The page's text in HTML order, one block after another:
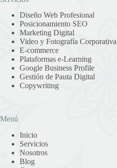
Diseño Web Profesional
Posicionamiento SEO
Marketing Digital
Video y Fotografía Corporativa
E-commerce
Plataformas e-Learning
Google Business Profile
Gestión de Pauta Digital
Copywriting
Menú
Inicio
Servicios
Nosotros
Blog